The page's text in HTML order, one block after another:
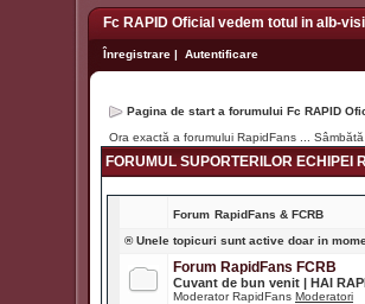
Fc RAPID Oficial vedem totul in alb-
Înregistrare | Autentificare
Pagina de start a forumului Fc RAPID
Ora exactă a forumului RapidFans ...
FORUMUL SUPORTERILOR ECHIPEI
Forum RapidFans & FCRB
® Unele topicuri sunt active doar in
Forum RapidFans FCRB
Cuvant de bun venit | HAI
Moderator RapidFans Moderatori